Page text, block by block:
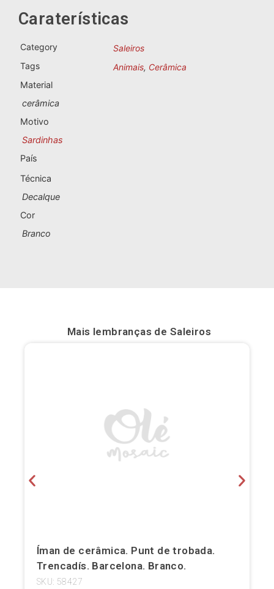
Lembranças de Espanha
Lembranças de Portugal
Albacete
Almeria
Bilbau
Castellón de la Plana
Fuerteventura
Gijón
Caraterísticas
Category
Saleiros
Tags
Animais, Cerâmica
Material
cerâmica
Motivo
Sardinhas
País
Técnica
Decalque
Cor
Branco
Mais lembranças de Saleiros
Íman de cerâmica. Punt de trobada.
Trencadís. Barcelona. Branco.
SKU: 58427